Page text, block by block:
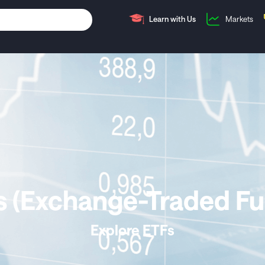
Learn with Us Markets
(Exchange-Traded
Explore ETFs